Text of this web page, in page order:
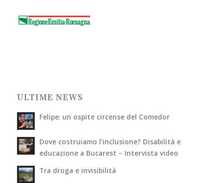
ULTIME NEWS
Felipe: un ospite circense del Comedor
Dove costruiamo l’inclusione? Disabilità e
educazione a Bucarest – Intervista video
Tra droga e invisibilità